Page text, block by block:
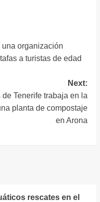
adversos
organización
a turistas de edad
Next:
Tenerife trabaja en la
planta de compostaje
en Arona
rescates en el